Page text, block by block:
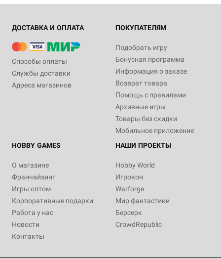
ДОСТАВКА И ОПЛАТА
Способы оплаты
Службы доставки
Адреса магазинов
ПОКУПАТЕЛЯМ
Подобрать игру
Бонусная программа
Информация о заказе
Возврат товара
Помощь с правилами
Архивные игры
Товары без скидки
Мобильное приложение
HOBBY GAMES
О магазине
Франчайзинг
Игры оптом
Корпоративные подарки
Работа у нас
Новости
Контакты
НАШИ ПРОЕКТЫ
Hobby World
Игрокон
Warforge
Мир фантастики
Берсерк
CrowdRepublic